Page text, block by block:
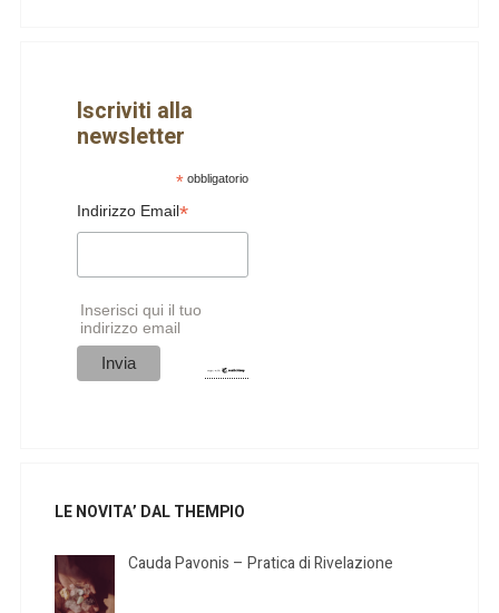
Iscriviti alla
newsletter
*obbligatorio
Indirizzo Email*
Inserisci qui il tuo
indirizzo email
LE NOVITA’ DAL THEMPIO
Cauda Pavonis – Pratica di Rivelazione